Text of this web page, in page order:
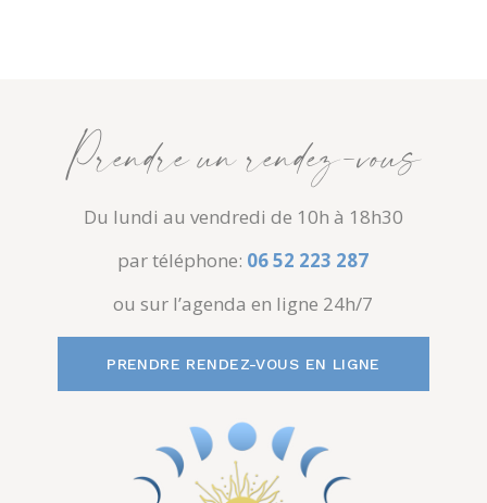
Prendre un rendez-vous
Du lundi au vendredi de 10h à 18h30
par téléphone: 06 52 223 287
ou sur l’agenda en ligne 24h/7
PRENDRE RENDEZ-VOUS EN LIGNE